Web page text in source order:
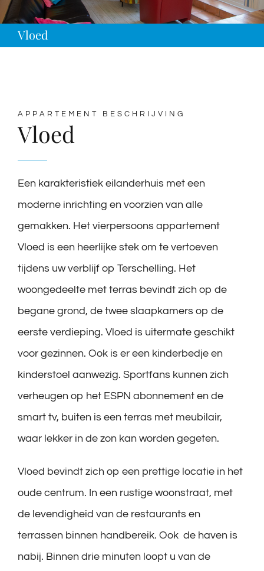
Vloed
APPARTEMENT BESCHRIJVING
Vloed
Een karakteristiek eilanderhuis met een
moderne inrichting en voorzien van alle
gemakken. Het vierpersoons appartement
Vloed is een heerlijke stek om te vertoeven
tijdens uw verblijf op Terschelling. Het
woongedeelte met terras bevindt zich op de
begane grond, de twee slaapkamers op de
eerste verdieping. Vloed is uitermate geschikt
voor gezinnen. Ook is er een kinderbedje en
kinderstoel aanwezig. Sportfans kunnen zich
verheugen op het ESPN abonnement en de
smart tv, buiten is een terras met meubilair,
waar lekker in de zon kan worden gegeten.
Vloed bevindt zich op een prettige locatie in het
oude centrum. In een rustige woonstraat, met
de levendigheid van de restaurants en
terrassen binnen handbereik. Ook de haven is
nabij. Binnen drie minuten loopt u van de